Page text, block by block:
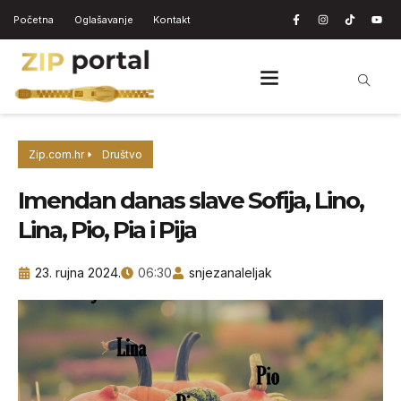
Početna Oglašavanje Kontakt
Zip.com.hr Društvo
Imendan danas slave Sofija, Lino,
Lina, Pio, Pia i Pija
23. rujna 2024. 06:30 snjezanaleljak